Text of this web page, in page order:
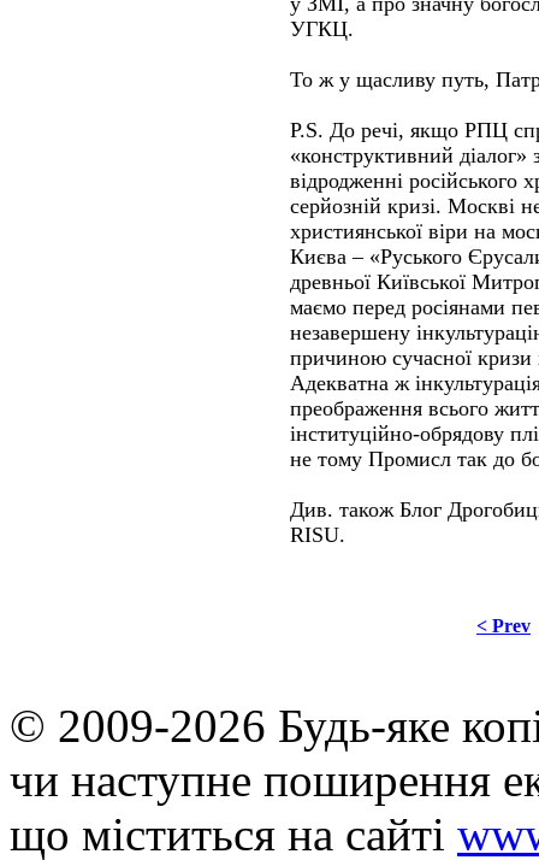
УГКЦ.
То ж у щасливу путь,
P.S. До речі, якщо РПЦ
«конструктивний
відродженні російського
серйозній кризі. Москві
християнської віри на
Києва – «Руського
древньої Київської
маємо перед росіянами
незавершену
причиною сучасної кризи
Адекватна ж
преображення всього
інституційно-обрядову
не тому Промисл так до
Див. також Блог
RISU.
< Prev
© 2009-2026 Будь-яке
чи наступне поширення
що мiститься на сайті